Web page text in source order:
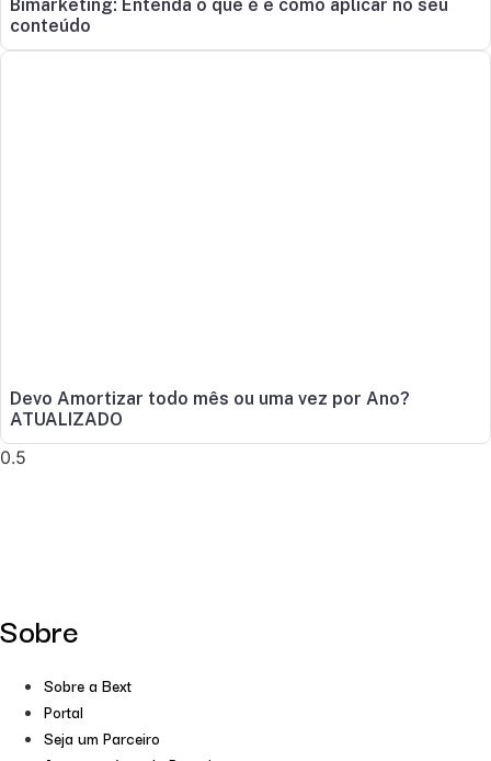
Bimarketing: Entenda o que é e como aplicar no seu
conteúdo
Devo Amortizar todo mês ou uma vez por Ano?
ATUALIZADO
Sobre
Sobre a Bext
Portal
Seja um Parceiro